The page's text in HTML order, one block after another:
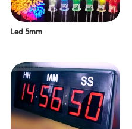
Led 5mm